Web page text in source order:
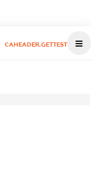
CAHEADER.GETTEST